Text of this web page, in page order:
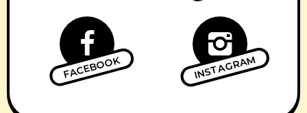
FACEBOOK INSTAGRAM